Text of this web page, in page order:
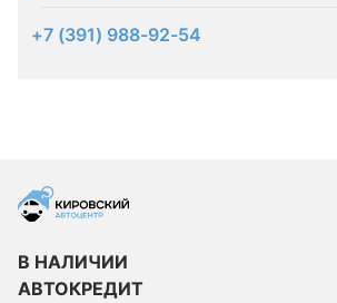
+7 (391) 988-92-54
В НАЛИЧИИ
АВТОКРЕДИТ